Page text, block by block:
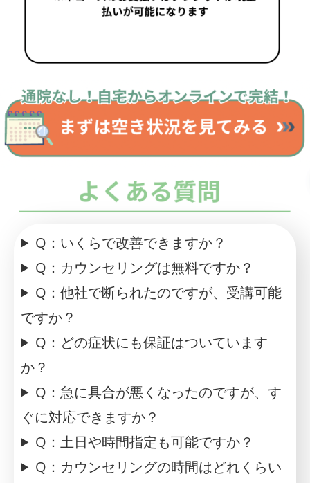
Q：いくらで改善できますか？
Q：カウンセリングは無料ですか？
Q：他社で断られたのですが、受講可能
ですか？
Q：どの症状にも保証はついています
か？
Q：急に具合が悪くなったのですが、す
ぐに対応できますか？
Q：土日や時間指定も可能ですか？
Q：カウンセリングの時間はどれくらい